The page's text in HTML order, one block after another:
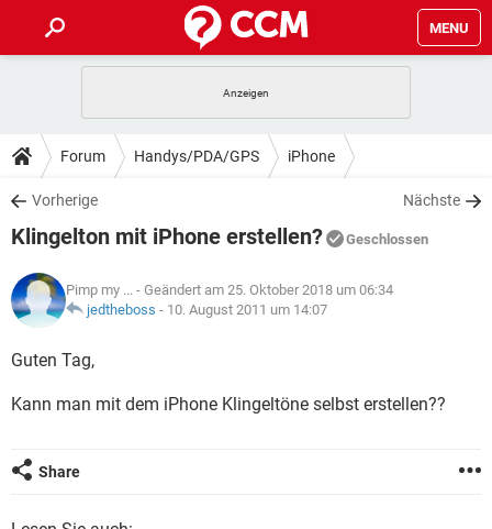
MENU
ANDROID IOS
WINDOWS 10
WHATSAPP TIKTOK
FACEBOOK
TIPPS & TRICKS
SPIELE STREAMING
WHATSAPP TIKTOK
FACEBOOK
DOWNLOADS
SPIELE STREAMING
ANDROID
WINDOWS 10 INSTAGRAM
WHATSAPP
FORUM
SPIELE STREAMING
ANDROID
WINDOWS 10
WHATSAPP TIKTOK
LEXIKON
SPIELE
WHATSAPP
Forum Handys/PDA/GPS iPhone
Vorherige Nächste
Klingelton mit iPhone erstellen? Geschlossen
Pimp my ... - Geändert am 25. Oktober 2018 um 06:34
jedtheboss - 10. August 2011 um 14:07
Guten Tag,
Kann man mit dem iPhone Klingeltöne selbst erstellen??
Share